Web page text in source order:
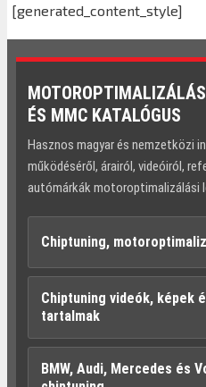
[generated_content_style]
ÉS MMC KATALÓGUS
Hasznos magyar és nemzetközi
működéséről, árairól, videóiról,
autómárkák motoroptimalizálási
Chiptuning,
Chiptuning videók, képek
tartalmak
BMW, Audi, Mercedes és